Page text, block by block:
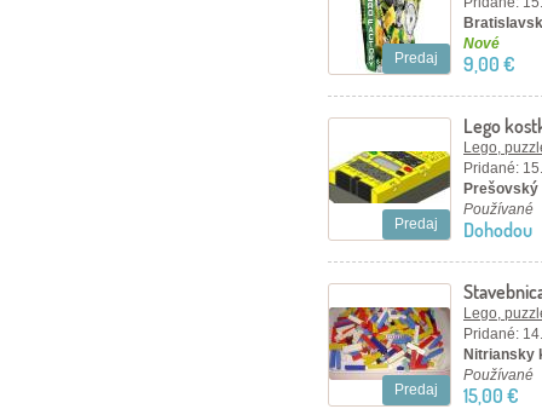
Predaj
Nové
9,00 €
Predaj
Lego
Lego,
Pridané:
Používané
Dohodou
Predaj
Lego,
Pridané:
Nitriansky
Používané
15,00 €